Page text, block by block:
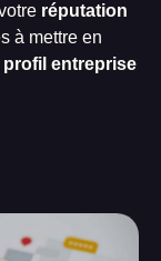
réputation
à mettre en
profil entreprise